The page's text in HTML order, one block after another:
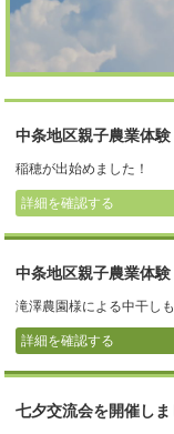
中条地区親子農業体
稲穂が出始めました！
詳細を確認する
中条地区親子農業体
滝澤農園様による中干し
詳細を確認する
七夕交流会を開催しま